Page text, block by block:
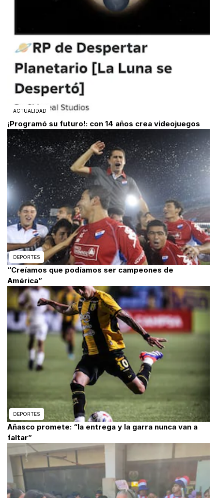
ACTUALIDAD
¡Programó su futuro!: con 14 años crea videojuegos
DEPORTES
“Creíamos que podíamos ser campeones de
América”
DEPORTES
Añasco promete: “la entrega y la garra nunca van a
faltar”